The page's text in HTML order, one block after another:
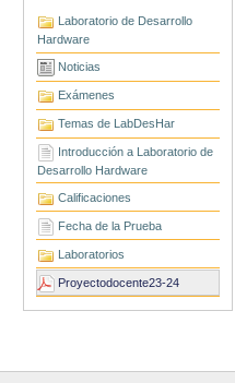
Laboratorio de Desarrollo
Hardware
Noticias
Exámenes
Temas de LabDesHar
Introducción a Laboratorio de
Desarrollo Hardware
Calificaciones
Fecha de la Prueba
Laboratorios
Proyectodocente23-24